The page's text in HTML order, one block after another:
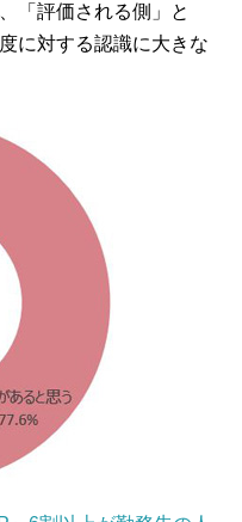
「評価される側」と
に対する認識に大きな